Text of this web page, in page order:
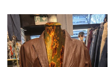
listino